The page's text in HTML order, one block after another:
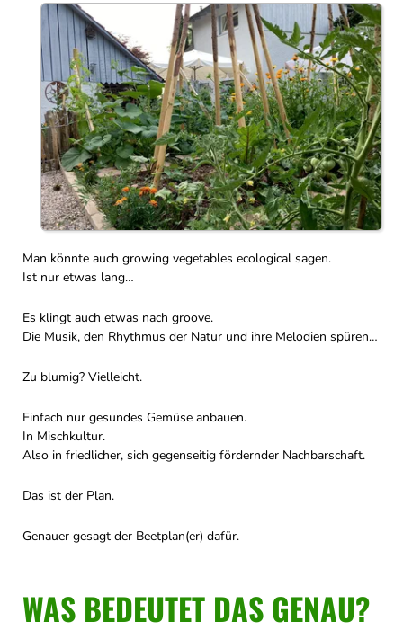
Man könnte auch growing vegetables ecological sagen.
Ist nur etwas lang…
Es klingt auch etwas nach groove.
Die Musik, den Rhythmus der Natur und ihre Melodien spüren…
Zu blumig? Vielleicht.
Einfach nur gesundes Gemüse anbauen.
In Mischkultur.
Also in friedlicher, sich gegenseitig fördernder Nachbarschaft.
Das ist der Plan.
Genauer gesagt der Beetplan(er) dafür.
WAS BEDEUTET DAS GENAU?